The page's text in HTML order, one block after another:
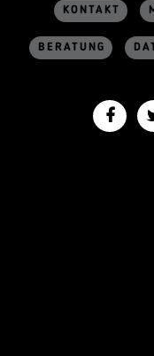
KONTAKT
BERATUNG